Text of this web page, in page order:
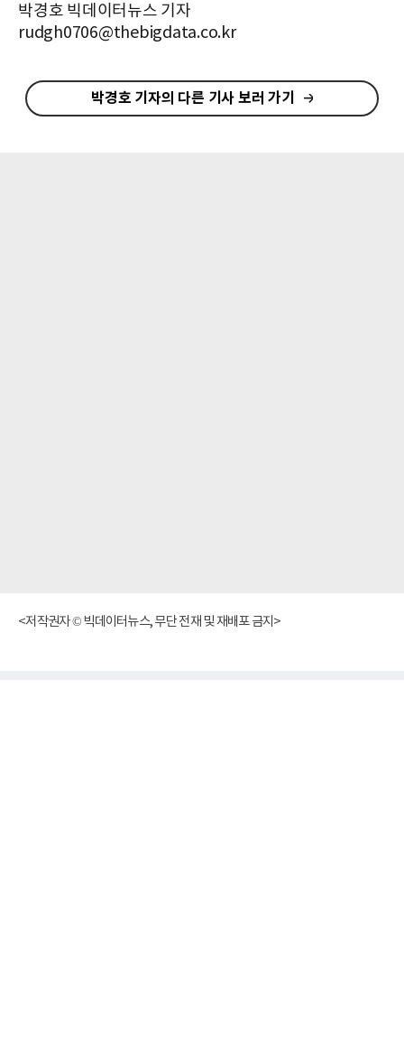
박경호 빅데이터뉴스 기자
rudgh0706@thebigdata.co.kr
박경호 기자의 다른 기사 보러 가기
<저작권자 © 빅데이터뉴스, 무단 전재 및 재배포 금지>